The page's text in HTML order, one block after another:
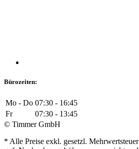
Bürozeiten:
Mo - Do 07:30 - 16:45
Fr
07:30 - 13:45
© Timmer GmbH
* Alle Preise exkl. gesetzl.